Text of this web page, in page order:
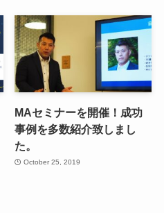
MAセミナーを開催！成功
事例を多数紹介致しまし
た。
October 25, 2019